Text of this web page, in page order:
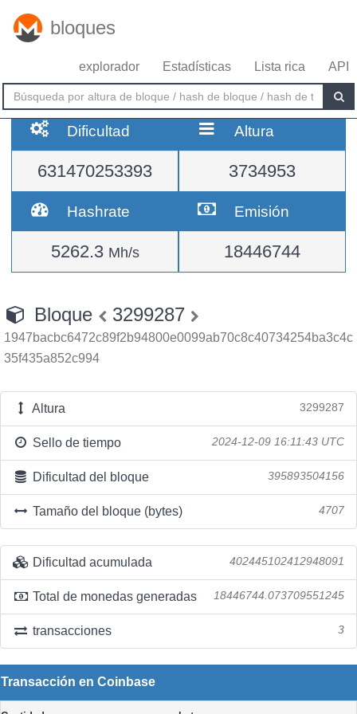
bloques
explorador Estadísticas Lista rica API
Dificultad
631470253393
Altura
3734953
Hashrate
5262.3 Mh/s
Emisión
18446744
Bloque 3299287
1947bacbc6472c89f2b94800e0099ab70c8c40734254ba3c4c
35f435a852c994
Altura 3299287
Sello de tiempo 2024-12-09 16:11:43 UTC
Dificultad del bloque 395893504156
Tamaño del bloque (bytes) 4707
Dificultad acumulada 402445102412948091
Total de monedas generadas 18446744.073709551245
transacciones 3
Transacción en Coinbase